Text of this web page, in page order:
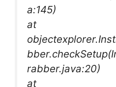
a:145)
at
rabber.java:20)
at